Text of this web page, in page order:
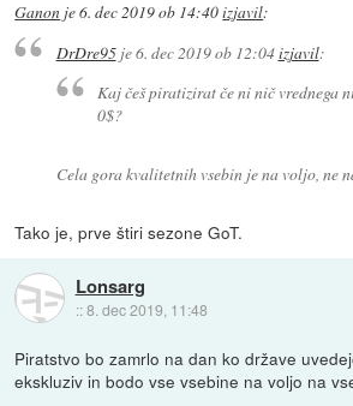
Ganon je6. dec 2019 ob 14:40izjavil:
DrDre95je6. dec 2019 ob 12:04izjavil:
Kaj češ piratizirat če ni nič vrednega
0$?
Cela gora kvalitetnih vsebin je na voljo, ne
Tako je, prve štiri sezone GoT.
Lonsarg
::8. dec 2019, 11:48
Piratstvo bo zamrlo na dan ko države
ekskluziv in bodo vse vsebine na voljo na